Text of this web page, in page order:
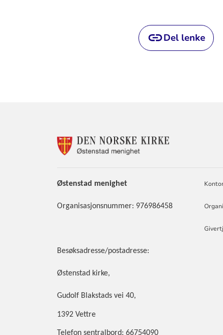
Del lenke
Østenstad menighet
Organisasjonsnummer: 976986458
Besøksadresse/postadresse:
Østenstad kirke,
Gudolf Blakstads vei 40,
1392 Vettre
Telefon sentralbord: 66754090